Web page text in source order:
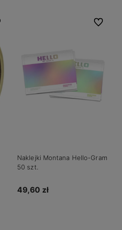
Naklejki Montana Hello-Gram
50 szt.
49,60 zł
Do